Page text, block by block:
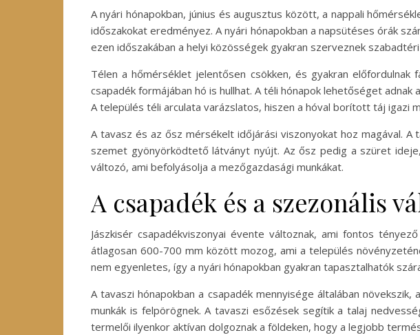
A nyári hónapokban, június és augusztus között, a nappali
időszakokat eredményez. A nyári hónapokban a napsütéses órák
ezen időszakában a helyi közösségek gyakran szerveznek
Télen a hőmérséklet jelentősen csökken, és gyakran
csapadék formájában hó is hullhat. A téli hónapok lehetőséget
A település téli arculata varázslatos, hiszen a hóval borított táj igazi
A tavasz és az ősz mérsékelt időjárási viszonyokat hoz magával.
szemet gyönyörködtető látványt nyújt. Az ősz pedig a szüret
változó, ami befolyásolja a mezőgazdasági munkákat.
A csapadék és a szezonális
Jászkisér csapadékviszonyai évente változnak, ami fontos
átlagosan 600-700 mm között mozog, ami a település
nem egyenletes, így a nyári hónapokban gyakran tapasztalhatók
A tavaszi hónapokban a csapadék mennyisége általában
munkák is felpörögnek. A tavaszi esőzések segítik a talaj
termelői ilyenkor aktívan dolgoznak a földeken, hogy a legjobb